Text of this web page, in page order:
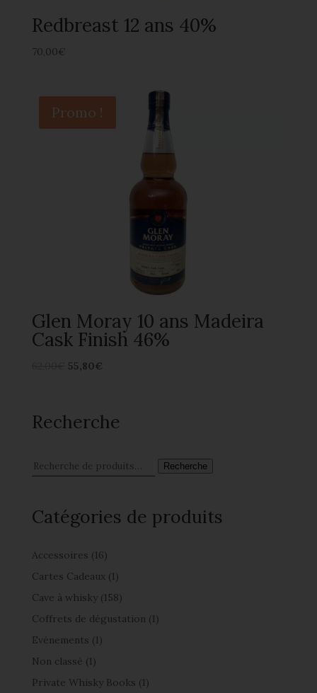
Redbreast 12 ans 40%
70,00€
Promo !
Glen Moray 10 ans Madeira
Cask Finish 46%
55,80€
Recherche
Recherche
Catégories de produits
Accessoires (16)
Cartes Cadeaux (1)
Cave à whisky (158)
Coffrets de dégustation (1)
Evénements (1)
Non classé (1)
Private Whisky Books (1)